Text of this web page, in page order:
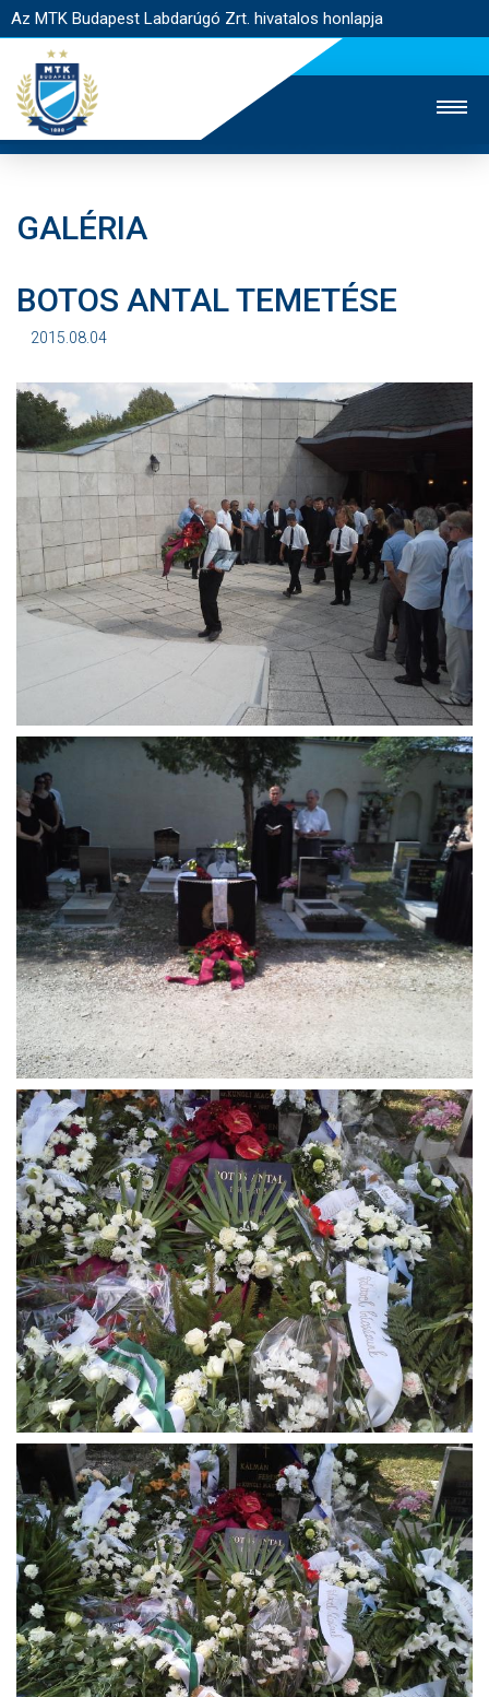
Az MTK Budapest Labdarúgó Zrt. hivatalos honlapja
JEGYÉRTÉKESÍTÉS
WEBSHOP
STADION
NYITÓLAP
CSAPATOK
MÉRKŐZÉSEK
KLUB
GALÉRIA
SZURKOLÓI ÉLMÉNYEK
AKKREDITÁCIÓ
GALÉRIA
BOTOS ANTAL TEMETÉSE
2015.08.04